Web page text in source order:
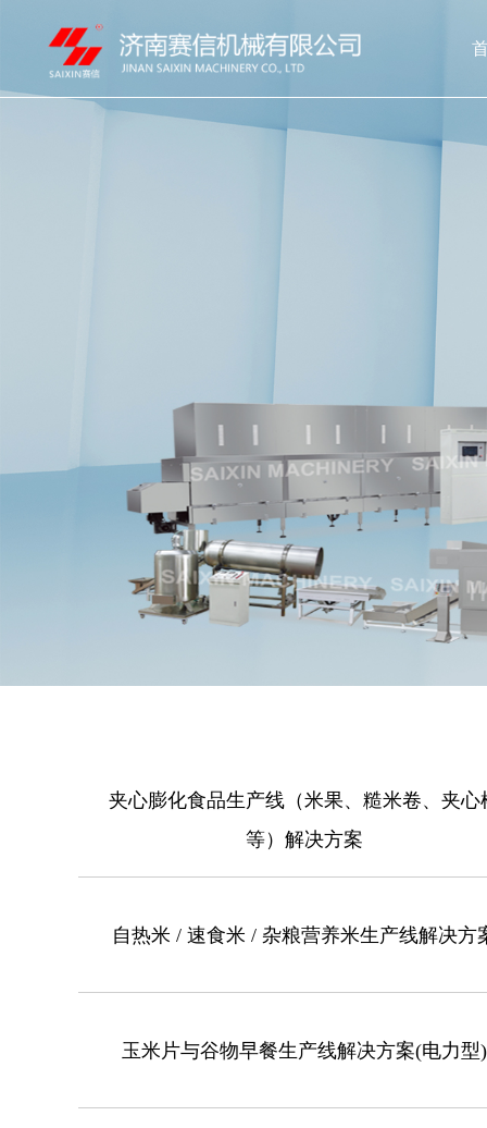
夹心膨化食品生产线（米果、糙米卷、夹心
等）解决方案
自热米 / 速食米 / 杂粮营养米生产线解决方
玉米片与谷物早餐生产线解决方案(电力型)